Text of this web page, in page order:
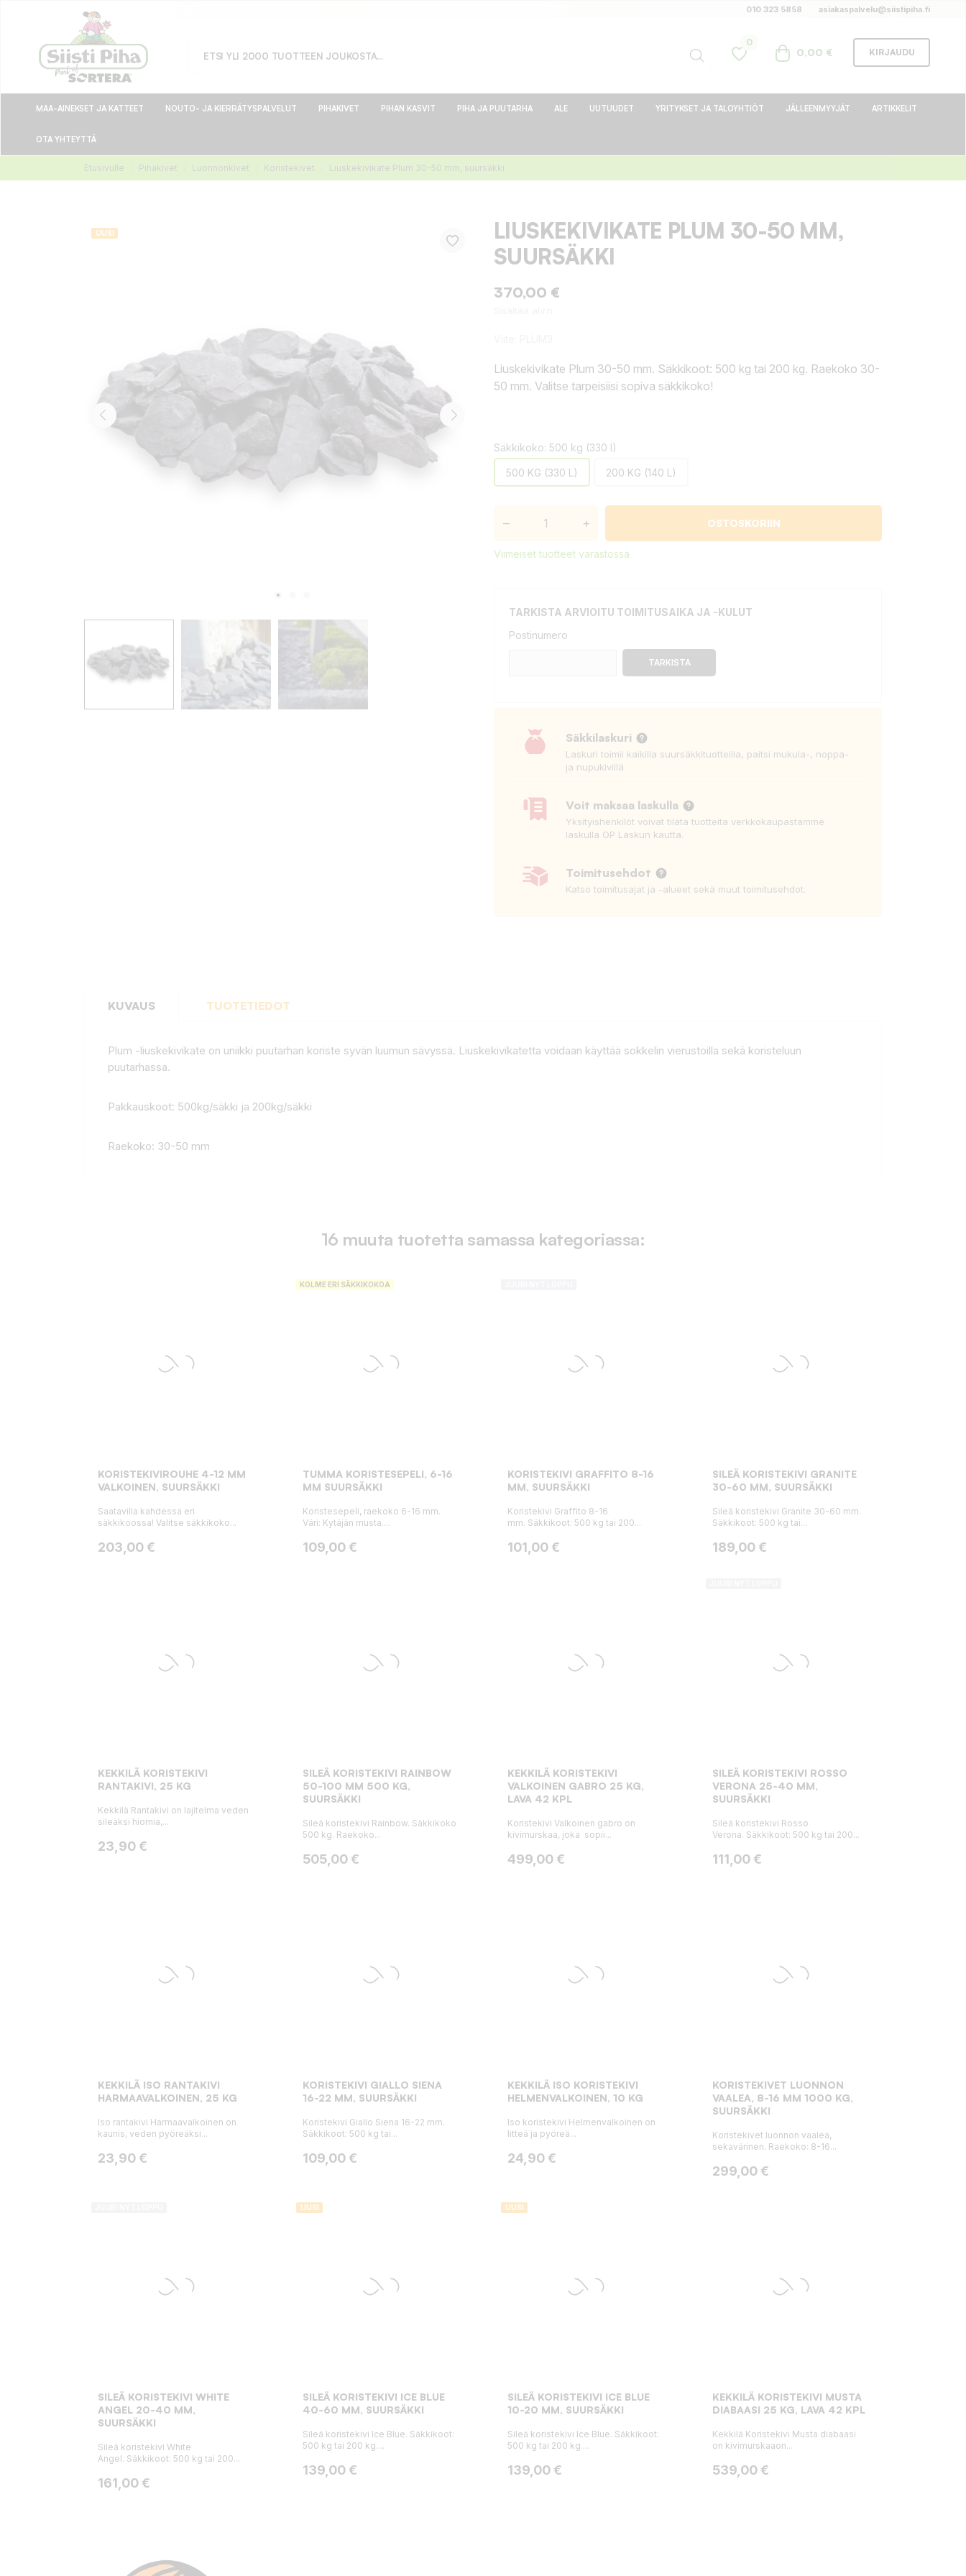
010 323 5858 asiakaspalvelu@siistipiha.fi
0
0,00 € KIRJAUDU
MAA-AINEKSET JA KATTEET NOUTO- JA KIERRÄTYSPALVELUT PIHAKIVET PIHAN KASVIT PIHA JA PUUTARHA ALE UUTUUDET YRITYKSET JA TALOYHTIÖT JÄLLEENMYYJÄT ARTIKKELIT
OTA YHTEYTTÄ
Etusivulle Pihakivet Luonnonkivet Koristekivet Liuskekivikate Plum 30-50 mm, suursäkki
UUSI
LIUSKEKIVIKATE PLUM 30-50 MM,
SUURSÄKKI
370,00 €
Liuskekivikate Plum 30-50 mm. Säkkikoot: 500 kg tai 200 kg. Raekoko 30-
50 mm. Valitse tarpeisiisi sopiva säkkikoko!
Säkkikoko: 500 kg (330 l)
500 KG (330 L) 200 KG (140 L)
– + OSTOSKORIIN
Viimeiset tuotteet varastossa
TARKISTA ARVIOITU TOIMITUSAIKA JA -KULUT
Postinumero
TARKISTA
Säkkilaskuri
Laskuri toimii kaikilla suursäkkituotteilla, paitsi mukula-, noppa-
ja nupukivillä
Voit maksaa laskulla
Yksityishenkilöt voivat tilata tuotteita verkkokaupastamme
laskulla OP Laskun kautta.
Toimitusehdot
Katso toimitusajat ja -alueet sekä muut toimitusehdot.
KUVAUS TUOTETIEDOT
Plum -liuskekivikate on uniikki puutarhan koriste syvän luumun sävyssä. Liuskekivikatetta voidaan käyttää sokkelin vierustoilla sekä koristeluun
puutarhassa.
Pakkauskoot: 500kg/säkki ja 200kg/säkki
Raekoko: 30-50 mm
16 muuta tuotetta samassa kategoriassa:
KORISTEKIVIROUHE 4-12 MM
VALKOINEN, SUURSÄKKI
Saatavilla kahdessa eri
säkkikoossa! Valitse säkkikoko...
Hinta
203,00 €
KOLME ERI SÄKKIKOKOA
TUMMA KORISTESEPELI, 6-16
MM SUURSÄKKI
Koristesepeli, raekoko 6-16 mm.
Väri: Kytäjän musta....
Hinta
109,00 €
KORISTEKIVI GRAFFITO 8-16
MM, SUURSÄKKI
Koristekivi Graffito 8-16
mm. Säkkikoot: 500 kg tai 200...
Hinta
101,00 €
SILEÄ KORISTEKIVI GRANITE
30-60 MM, SUURSÄKKI
Sileä koristekivi Granite 30-60 mm.
Säkkikoot: 500 kg tai...
Hinta
189,00 €
KEKKILÄ KORISTEKIVI
RANTAKIVI, 25 KG
Kekkilä Rantakivi on lajitelma veden
sileäksi hiomia,...
Hinta
23,90 €
SILEÄ KORISTEKIVI RAINBOW
50-100 MM 500 KG,
SUURSÄKKI
Sileä koristekivi Rainbow. Säkkikoko
500 kg. Raekoko...
Hinta
505,00 €
KEKKILÄ KORISTEKIVI
VALKOINEN GABRO 25 KG,
LAVA 42 KPL
Koristekivi Valkoinen gabro on
kivimurskaa, joka sopii...
Hinta
499,00 €
SILEÄ KORISTEKIVI ROSSO
VERONA 25-40 MM,
SUURSÄKKI
Sileä koristekivi Rosso
Verona. Säkkikoot: 500 kg tai 200...
Hinta
111,00 €
KEKKILÄ ISO RANTAKIVI
HARMAAVALKOINEN, 25 KG
Iso rantakivi Harmaavalkoinen on
kaunis, veden pyöreäksi...
Hinta
23,90 €
KORISTEKIVI GIALLO SIENA
16-22 MM, SUURSÄKKI
Koristekivi Giallo Siena 16-22 mm.
Säkkikoot: 500 kg tai...
Hinta
109,00 €
KEKKILÄ ISO KORISTEKIVI
HELMENVALKOINEN, 10 KG
Iso koristekivi Helmenvalkoinen on
litteä ja pyöreä...
Hinta
24,90 €
KORISTEKIVET LUONNON
VAALEA, 8-16 MM 1000 KG,
SUURSÄKKI
Koristekivet luonnon vaalea,
sekavärinen. Raekoko: 8-16...
Hinta
299,00 €
SILEÄ KORISTEKIVI WHITE
ANGEL 20-40 MM,
SUURSÄKKI
Sileä koristekivi White
Angel. Säkkikoot: 500 kg tai 200...
Hinta
161,00 €
UUSI
SILEÄ KORISTEKIVI ICE BLUE
40-60 MM, SUURSÄKKI
Sileä koristekivi Ice Blue. Säkkikoot:
500 kg tai 200 kg....
Hinta
139,00 €
UUSI
SILEÄ KORISTEKIVI ICE BLUE
10-20 MM, SUURSÄKKI
Sileä koristekivi Ice Blue. Säkkikoot:
500 kg tai 200 kg....
Hinta
139,00 €
KEKKILÄ KORISTEKIVI MUSTA
DIABAASI 25 KG, LAVA 42 KPL
Kekkilä Koristekivi Musta diabaasi
on kivimurskaaon...
Hinta
539,00 €